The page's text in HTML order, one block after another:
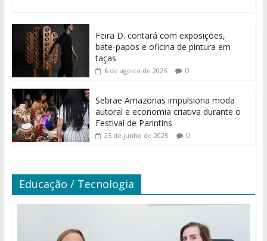
Feira D. contará com exposições,
bate-papos e oficina de pintura em
taças
6 de agosto de 2025 0
Sebrae Amazonas impulsiona moda
autoral e economia criativa durante o
Festival de Parintins
25 de junho de 2025 0
Educação / Tecnologia